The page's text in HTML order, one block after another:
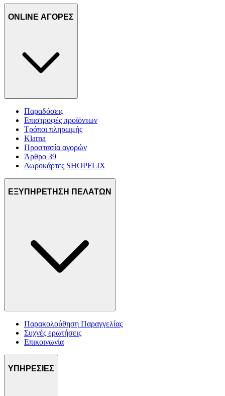
ONLINE ΑΓΟΡΕΣ
Παραδόσεις
Επιστροφές προϊόντων
Τρόποι πληρωμής
Klarna
Προστασία αγορών
Άρθρο 39
Δωροκάρτες SHOPFLIX
ΕΞΥΠΗΡΕΤΗΣΗ ΠΕΛΑΤΩΝ
Παρακολούθηση Παραγγελίας
Συχνές ερωτήσεις
Επικοινωνία
ΥΠΗΡΕΣΙΕΣ